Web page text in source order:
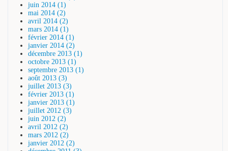
juin 2014 (1)
mai 2014 (2)
avril 2014 (2)
mars 2014 (1)
février 2014 (1)
janvier 2014 (2)
décembre 2013 (1)
octobre 2013 (1)
septembre 2013 (1)
août 2013 (3)
juillet 2013 (3)
février 2013 (1)
janvier 2013 (1)
juillet 2012 (3)
juin 2012 (2)
avril 2012 (2)
mars 2012 (2)
janvier 2012 (2)